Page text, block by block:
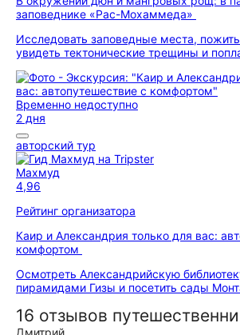
заповеднике «Рас-Мохаммеда»
Исследовать заповедные места,
увидеть тектонические трещины и
Временно недоступно
2 дня
авторский тур
Махмуд
4,96
Рейтинг организатора
Каир и Александрия только для вас:
комфортом
Осмотреть Александрийскую
пирамидами Гизы и посетить сады
16 отзывов
Дмитрий